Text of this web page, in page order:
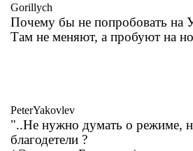
Gorillych
Почему бы не попробовать на
Там не меняют, а пробуют на
PeterYakovlev
"..Не нужно думать о режиме,
благодетели ?